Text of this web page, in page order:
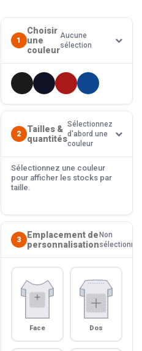
1
Choisir
une
couleur
Aucune
sélection
2
Tailles &
quantités
Sélectionnez
d'abord une
couleur
Sélectionnez une couleur
pour afficher les stocks par
taille.
3
Emplacement de
personnalisation
Non
sélectionné
Face Dos